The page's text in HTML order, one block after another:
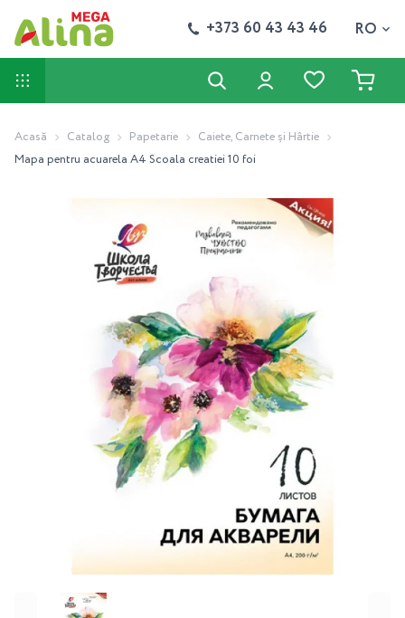
+373 60 43 43 46 RO
Acasă Catalog Papetarie
Caiete, Carnete și Hârtie
Mapa pentru acuarela A4 Scoala creatiei 10 foi